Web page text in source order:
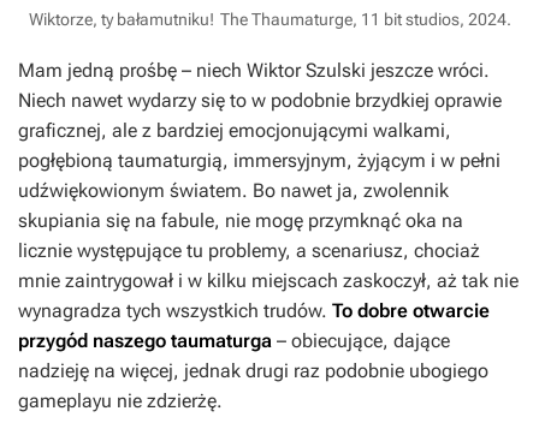
Wiktorze, ty bałamutniku! The Thaumaturge, 11 bit studios, 2024.
Mam jedną prośbę – niech Wiktor Szulski jeszcze wróci.
Niech nawet wydarzy się to w podobnie brzydkiej oprawie
graficznej, ale z bardziej emocjonującymi walkami,
pogłębioną taumaturgią, immersyjnym, żyjącym i w pełni
udźwiękowionym światem. Bo nawet ja, zwolennik
skupiania się na fabule, nie mogę przymknąć oka na
licznie występujące tu problemy, a scenariusz, chociaż
mnie zaintrygował i w kilku miejscach zaskoczył, aż tak nie
wynagradza tych wszystkich trudów. To dobre otwarcie
przygód naszego taumaturga – obiecujące, dające
nadzieję na więcej, jednak drugi raz podobnie ubogiego
gameplayu nie zdzierżę.